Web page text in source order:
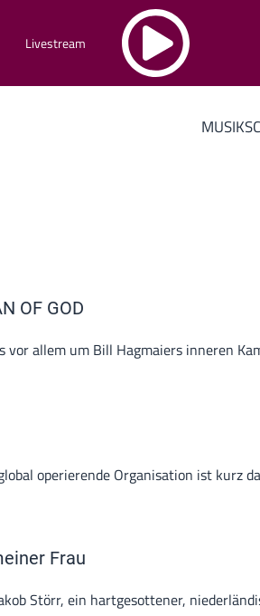
Livestream
MUSIK
OF GOD
vor allem um Bill Hagmaiers inneren
operierende Organisation ist kurz
Frau
Störr, ein hartgesottener,